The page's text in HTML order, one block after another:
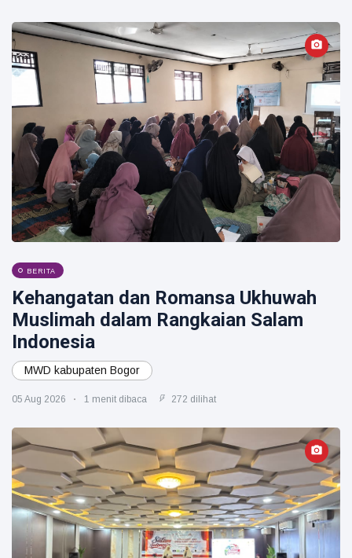
BERITA
Kehangatan dan Romansa Ukhuwah
Muslimah dalam Rangkaian Salam
Indonesia
MWD kabupaten Bogor
05 Aug 2026 1 menit dibaca 272 dilihat